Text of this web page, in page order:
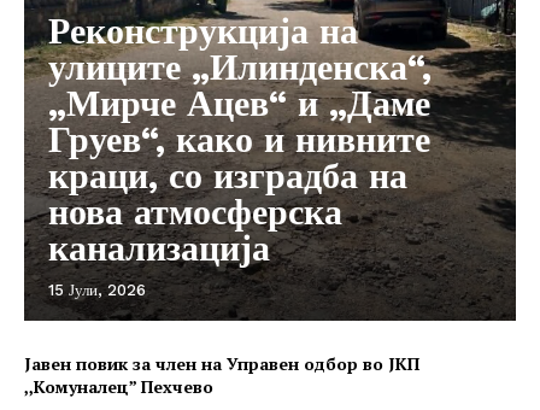
Реконструкција на
улиците „Илинденска“,
„Мирче Ацев“ и „Даме
Груев“, како и нивните
краци, со изградба на
нова атмосферска
канализација
15 Јули, 2026
Јавен повик за член на Управен одбор во ЈКП
,,Комуналец” Пехчево